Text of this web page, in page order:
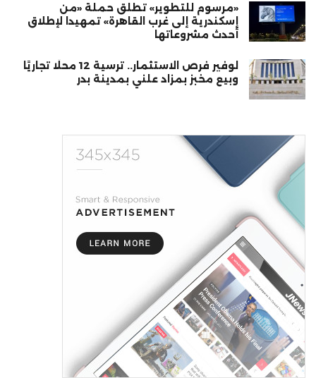
«مرسوم للتطوير» تطلق حملة «من
إسكندرية إلى غرب القاهرة» تمهيدا لإطلاق
أحدث مشروعاتها
لوفير فرص الاستثمار.. ترسية 12 محلًا تجاريًا
وبيع مخبز بمزاد علني بمدينة بدر